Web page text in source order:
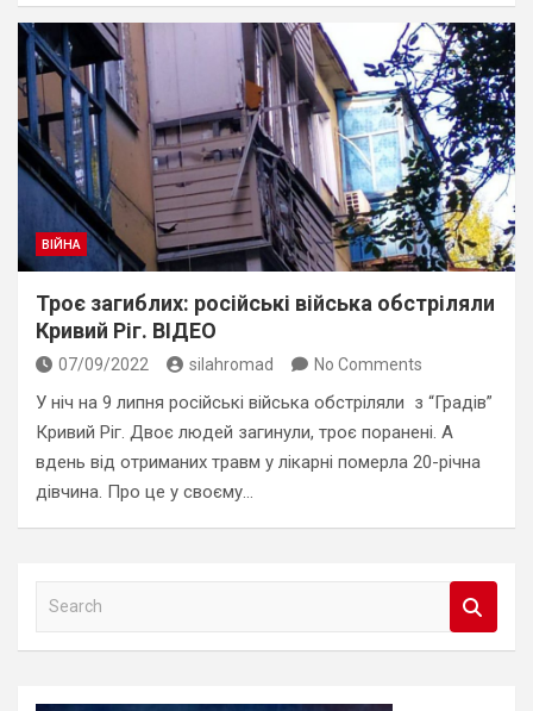
ВІЙНА
Троє загиблих: російські війська обстріляли
Кривий Ріг. ВІДЕО
07/09/2022 silahromad No Comments
У ніч на 9 липня російські війська обстріляли з “Градів”
Кривий Ріг. Двоє людей загинули, троє поранені. А
вдень від отриманих травм у лікарні померла 20-річна
дівчина. Про це у своєму…
a